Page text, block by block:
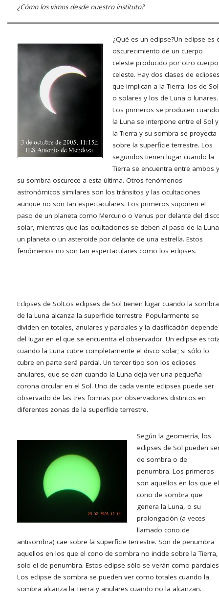
¿Cómo los vimos desde nuestro instituto?
¿Qué es un eclipse?Un eclipse es
oscurecimiento de un cuerpo
celeste producido por otro cuerpo
celeste. Hay dos clases de
que implican a la Tierra: los de Sol
o solares y los de Luna o lunares.
Los primeros se producen cuando
la Luna se interpone entre el Sol y
la Tierra y su sombra se proyecta
sobre la superficie terrestre. Los
segundos tienen lugar cuando la
Tierra se encuentra entre ambos y
su sombra oscurece a esta última. Otros fenómenos
astronómicos similares son los tránsitos y las ocultaciones
aunque no son tan espectaculares. Los primeros suponen el
paso de un planeta como Mercurio o Venus por delante del
solar, mientras que las ocultaciones se deben al paso de la
un planeta o un asteroide por delante de una estrella. Estos
fenómenos no son tan espectaculares como los eclipses.
Eclipses de SolLos eclipses de Sol tienen lugar cuando la sombra
de la Luna alcanza la superficie terrestre. Popularmente se
dividen en totales, anulares y parciales y la clasificación depende
del lugar en el que se encuentra el observador. Un eclipse es
cuando la Luna cubre completamente el disco solar; si sólo lo
cubre en parte será parcial. Un tercer tipo son los eclipses
anulares, que se dan cuando la Luna deja ver una pequeña
corona circular en el Sol. Uno de cada veinte eclipses puede ser
observado de las tres formas por observadores distintos en
diferentes zonas de la superficie terrestre.
Según la geometría, los
eclipses de Sol pueden
de sombra o de
penumbra. Los primeros
son aquellos en los que el
cono de sombra que
genera la Luna, o su
prolongación (a veces
llamado cono de
antisombra) cae sobre la superficie terrestre. Son de penumbra
aquellos en los que el cono de sombra no incide sobre la Tierra,
solo el de penumbra. Estos eclipse sólo se verán como
Los eclipse de sombra se pueden ver como totales cuando la
sombra alcanza la Tierra y anulares cuando no la alcanzan.